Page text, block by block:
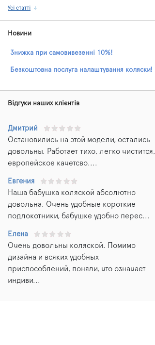
Усі статті
Новини
Знижка при самовивезенні 10%!
Безкоштовна послуга налаштування коляски!
Відгуки наших клієнтів
Дмитрий
Остановились на этой модели, остались
довольны. Работает тихо, легко чистится,
европейское качетсво....
Евгения
Наша бабушка коляской абсолютно
довольна. Очень удобные короткие
подлокотники, бабушке удобно перес...
Елена
Очень довольны коляской. Помимо
дизайна и всяких удобных
приспособлений, поняли, что означает
индиви...